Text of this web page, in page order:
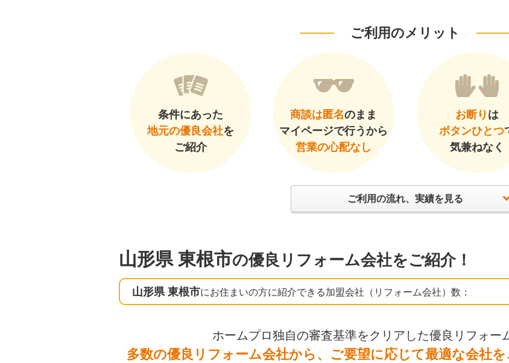
ご利用のメリット
条件にあった
地元の優良会社を
ご紹介
商談は匿名のまま
マイページで行うから
営業の心配なし
お断り は
ボタンひとつ
気兼ねなく
ご利用の流れ、実績を見る
山形県 東根市の優良リフォーム会社をご紹介！
山形県 東根市にお住まいの方に紹介できる加盟会社（リフォーム会社）数：
ホームプロ独自の審査基準をクリアした優良リフォー
多数の優良リフォーム会社から、ご要望に応じて最適な会社